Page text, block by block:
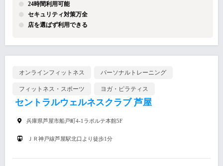
24時間利用可能
セキュリティ対策万全
店を選ばず利用できる
オンラインフィットネス パーソナルトレーニング
フィットネス・スポーツ ヨガ・ピラティス
セントラルウェルネスクラブ 芦屋
兵庫県芦屋市船戸町4-1ラポルテ本館5F
ＪＲ神戸線芦屋駅北口より徒歩1分